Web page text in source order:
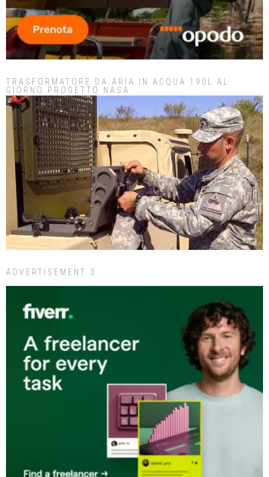
TRASFORMATORE DA ARIA IN ACQUA 190L AL
GIORNO PROGETTO NASA
ADVERTISEMENT 3